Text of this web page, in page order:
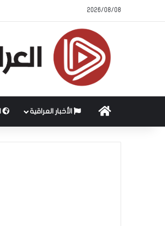
2026/08/08
الرئيسية الأخبار العراقية